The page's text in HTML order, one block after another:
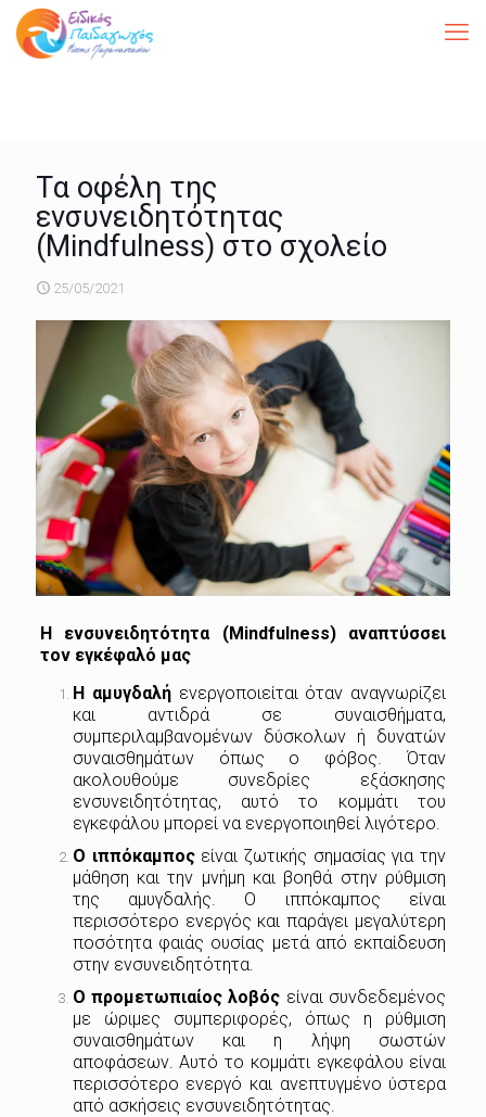
Tα οφέλη της
ενσυνειδητότητας
(Mindfulness) στο σχολείο
25/05/2021
Η ενσυνειδητότητα (Μindfulness) αναπτύσσει
τον εγκέφαλό μας
Η αμυγδαλή ενεργοποιείται όταν αναγνωρίζει
και αντιδρά σε συναισθήματα,
συμπεριλαμβανομένων δύσκολων ή δυνατών
συναισθημάτων όπως ο φόβος. Όταν
ακολουθούμε συνεδρίες εξάσκησης
ενσυνειδητότητας, αυτό το κομμάτι του
εγκεφάλου μπορεί να ενεργοποιηθεί λιγότερο.
Ο ιππόκαμπος είναι ζωτικής σημασίας για την
μάθηση και την μνήμη και βοηθά στην ρύθμιση
της αμυγδαλής. Ο ιππόκαμπος είναι
περισσότερο ενεργός και παράγει μεγαλύτερη
ποσότητα φαιάς ουσίας μετά από εκπαίδευση
στην ενσυνειδητότητα.
Ο προμετωπιαίος λοβός είναι συνδεδεμένος
με ώριμες συμπεριφορές, όπως η ρύθμιση
συναισθημάτων και η λήψη σωστών
αποφάσεων. Αυτό το κομμάτι εγκεφάλου είναι
περισσότερο ενεργό και ανεπτυγμένο ύστερα
από ασκήσεις ενσυνειδητότητας.